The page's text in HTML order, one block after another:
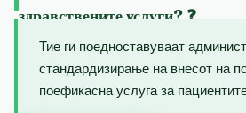
здравствените услуги? ❓
Тие ги поедноставуваат
стандардизирање на внесот на
поефикасна услуга за